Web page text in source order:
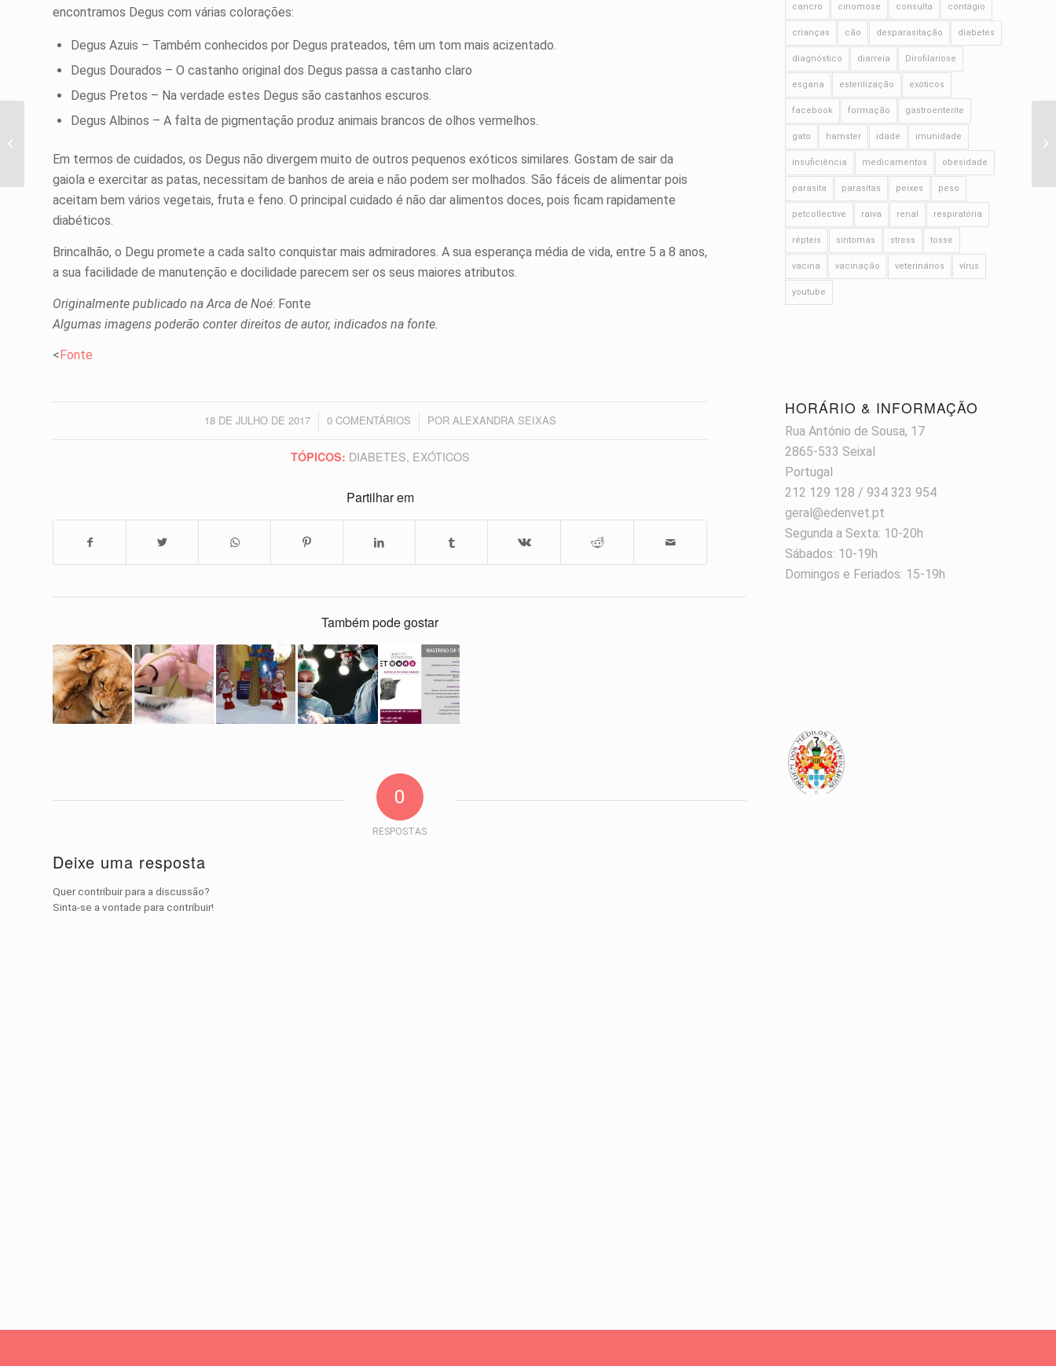
encontramos Degus com várias colorações:
Degus Azuis – Também conhecidos por Degus prateados, têm um tom mais acizentado.
Degus Dourados – O castanho original dos Degus passa a castanho claro
Degus Pretos – Na verdade estes Degus são castanhos escuros.
Degus Albinos – A falta de pigmentação produz animais brancos de olhos vermelhos.
Em termos de cuidados, os Degus não divergem muito de outros pequenos exóticos similares. Gostam de sair da
gaiola e exercitar as patas, necessitam de banhos de areia e não podem ser molhados. São fáceis de alimentar pois
aceitam bem vários vegetais, fruta e feno. O principal cuidado é não dar alimentos doces, pois ficam rapidamente
diabéticos.
Brincalhão, o Degu promete a cada salto conquistar mais admiradores. A sua esperança média de vida, entre 5 a 8 anos,
a sua facilidade de manutenção e docilidade parecem ser os seus maiores atributos.
Originalmente publicado na Arca de Noé: Fonte
Algumas imagens poderão conter direitos de autor, indicados na fonte.
< Fonte
18 DE JULHO DE 2017
/ 0 COMENTÁRIOS
/ POR ALEXANDRA SEIXAS
TÓPICOS: DIABETES, EXÓTICOS
Partilhar em
Também pode gostar
0
RESPOSTAS
Deixe uma resposta
Quer contribuir para a discussão?
Sinta-se a vontade para contribuir!
cancro cinomose consulta contágio
crianças cão desparasitação diabetes
diagnóstico diarreia Dirofilariose
esgana esterilização exóticos
facebook formação gastroenterite
gato hamster idade imunidade
insuficiência medicamentos obesidade
parasita parasitas peixes peso
petcollective raiva renal respiratória
répteis sintomas stress tosse
vacina vacinação veterinários vírus
youtube
HORÁRIO & INFORMAÇÃO
Rua António de Sousa, 17
2865-533 Seixal
Portugal
212 129 128 / 934 323 954
geral@edenvet.pt
Segunda a Sexta: 10-20h
Sábados: 10-19h
Domingos e Feriados: 15-19h